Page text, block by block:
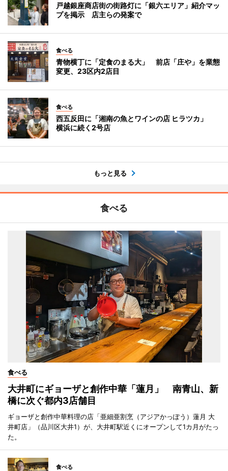
戸越銀座商店街の街路灯に「銀六エリア」紹介マッ
プを掲示 店主らの発案で
食べる
青物横丁に「定食のまる大」 前店「庄や」を業態
変更、23区内2店目
食べる
西五反田に「湘南の魚とワインの店 ヒラツカ」
横浜に続く2号店
もっと見る
食べる
食べる
大井町にギョーザと創作中華「蓮月」 南青山、新
橋に次ぐ都内3店舗目
ギョーザと創作中華料理の店「亜細亜割烹（アジアかっぽう）蓮月 大
井町店」（品川区大井1）が、大井町駅近くにオープンして1カ月がたっ
た。
食べる